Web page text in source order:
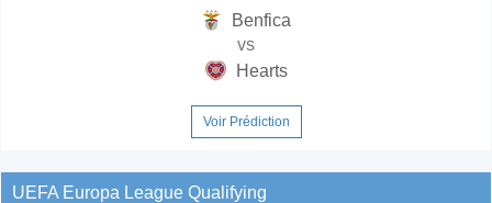
Benfica
vs
Hearts
Voir Prédiction
UEFA Europa League Qualifying